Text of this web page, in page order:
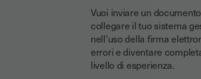
Vuoi inviare un
collegare il tuo sistema
nell’uso della firma
errori e diventare
livello di esperienza.